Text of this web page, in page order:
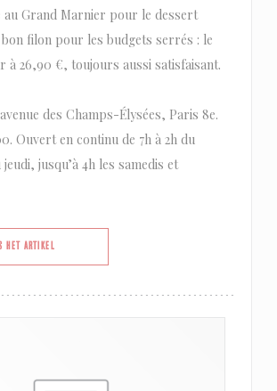
au Grand Marnier pour le dessert
bon filon pour les budgets serrés : le
à 26,90 €, toujours aussi satisfaisant.
avenue des Champs-Élysées, Paris 8e.
Ouvert en continu de 7h à 2h du
jusqu’à 4h les samedis et
HET ARTIKEL